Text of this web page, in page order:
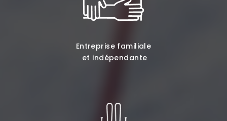
Entreprise familiale
et indépendante